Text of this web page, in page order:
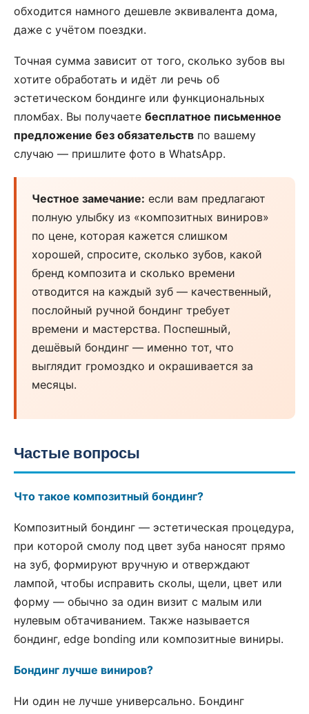
обходится намного дешевле эквивалента дома,
даже с учётом поездки.
Точная сумма зависит от того, сколько зубов вы
хотите обработать и идёт ли речь об
эстетическом бондинге или функциональных
пломбах. Вы получаете бесплатное письменное
предложение без обязательств по вашему
случаю — пришлите фото в WhatsApp.
Честное замечание: если вам предлагают
полную улыбку из «композитных виниров»
по цене, которая кажется слишком
хорошей, спросите, сколько зубов, какой
бренд композита и сколько времени
отводится на каждый зуб — качественный,
послойный ручной бондинг требует
времени и мастерства. Поспешный,
дешёвый бондинг — именно тот, что
выглядит громоздко и окрашивается за
месяцы.
Частые вопросы
Что такое композитный бондинг?
Композитный бондинг — эстетическая процедура,
при которой смолу под цвет зуба наносят прямо
на зуб, формируют вручную и отверждают
лампой, чтобы исправить сколы, щели, цвет или
форму — обычно за один визит с малым или
нулевым обтачиванием. Также называется
бондинг, edge bonding или композитные виниры.
Бондинг лучше виниров?
Ни один не лучше универсально. Бондинг